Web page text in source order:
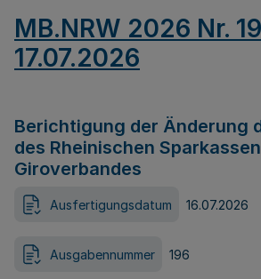
MB.NRW 2026 Nr.
17.07.2026
Berichtigung der Änderung
des Rheinischen
Giroverbandes
Ausfertigungsdatum 16.07.2026
Ausgabennummer 196